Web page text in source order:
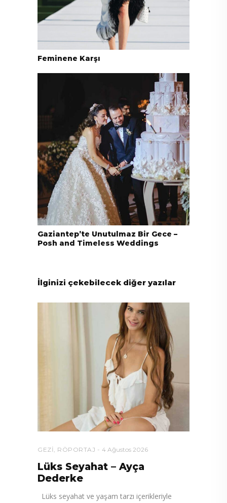
Feminene Karşı
Gaziantep’te Unutulmaz Bir Gece –
Posh and Timeless Weddings
İlginizi çekebilecek diğer yazılar
GEZI , RÖPORTAJ 4 Ağustos 2026
Lüks Seyahat – Ayça
Dederke
Lüks seyahat ve yaşam tarzı içerikleriyle